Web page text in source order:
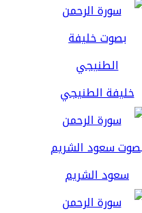
خليفة الطنيجي
سعود الشريم